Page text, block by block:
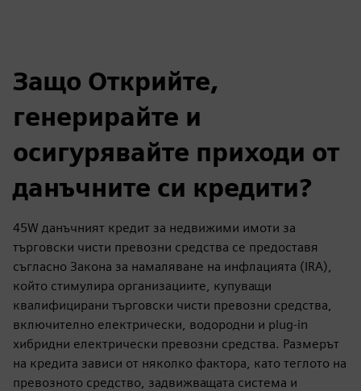
Защо Открийте,
генерирайте и
осигурявайте приходи от
данъчните си кредити?
45W данъчният кредит за недвижими имоти за
търговски чисти превозни средства се предоставя
съгласно Закона за намаляване на инфлацията (IRA),
който стимулира организациите, купуващи
квалифицирани търговски чисти превозни средства,
включително електрически, водородни и plug-in
хибридни електрически превозни средства. Размерът
на кредита зависи от няколко фактора, като теглото на
превозното средство, задвижващата система и